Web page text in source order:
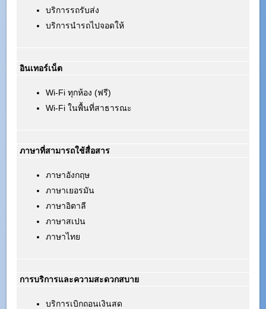
บริการรถรับส่ง
บริการนำรถไปจอดให้
อินเทอร์เน็ต
Wi-Fi ทุกห้อง (ฟรี)
Wi-Fi ในพื้นที่สาธารณะ
ภาษาที่สามารถใช้สื่อสาร
ภาษาอังกฤษ
ภาษาเยอรมัน
ภาษาอิตาลี
ภาษาสเปน
ภาษาไทย
การบริการและความสะดวกสบาย
บริการเบิกถอนเงินสด